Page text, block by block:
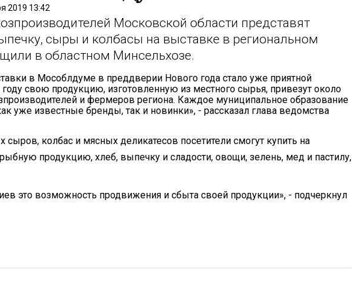
2019 13:42
Московской области представят
сыры и колбасы на выставке в региональном
в областном Минсельхозе.
в Мособлдуме в преддверии Нового года стало уже приятной
свою продукцию, изготовленную из местного сырья, привезут около
и фермеров региона. Каждое муниципальное образование
уже известные бренды, так и новинки», - рассказал глава ведомства
колбас и мясных деликатесов посетители смогут купить на
продукцию, хлеб, выпечку и сладости, овощи, зелень, мед и пастилу,
это возможность продвижения и сбыта своей продукции», - подчеркнул